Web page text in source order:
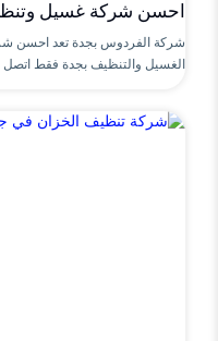
احسن شركة غسيل
شركة الفردوس بجدة تعد احسن
الغسيل والتنظيف بجدة فقط اتصل